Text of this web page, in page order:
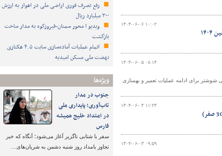
رفع تصرف فوری اراضی ملی در اهواز به ارزش
۳۰۰ میلیارد ریال
ویدیو ا محور سمنان-فیروزکوه به مدار ساخت
بازگشت
اتمام عملیات آماده‌سازی سایت ۴.۵ هکتاری
نهضت ملی مسکن امیدیه
ویژه‌ها
جنوب در مدار
تاب‌آوری؛ پایداری ملی
در امتداد خلیج همیشه
فارس
سفر با شتابی ناگزیر آغاز می‌شود؛ آنگاه که خبر
تجاوز بامداد روز شنبه دشمن به شریان‌های…
۱۴۰۴-۰۶-۰۶ ۱۰:۰۲
۱۴۰۴-۰۶-۰۵ ۰۸:۱۴
برای ادامه عملیات تعمیر و بهسازی
۱۴۰۴-۰۶-۰۴ ۱۱:۲۴
۱۴۰۴-۰۶-۰۳ ۰۹:۵۹